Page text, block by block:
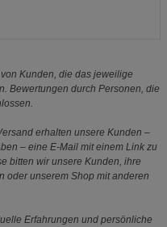
Kunden, die das jeweilige
Bewertungen durch Personen, die
erhalten unsere Kunden –
– eine E-Mail mit einem Link zu
bitten wir unsere Kunden, ihre
oder unserem Shop mit anderen
Erfahrungen und persönliche